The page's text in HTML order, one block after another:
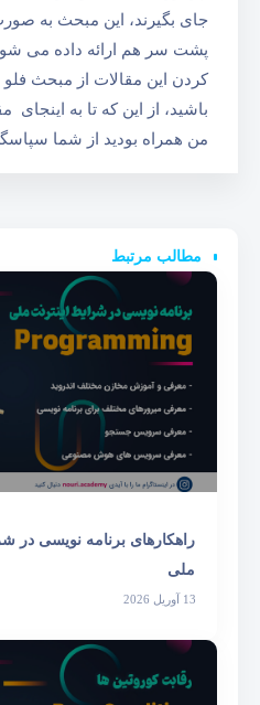
جای بگیرند، این مبحث به
پشت سر هم ارائه داده می شود
کردن این مقالات از مبحث
من همراه بودید از شما
مطالب مرتبط
راهکارهای برنامه نویسی در
ملی
13 آوریل 2026